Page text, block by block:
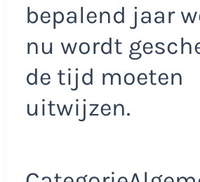
bepalend jaar
nu wordt
de tijd moeten
uitwijzen.